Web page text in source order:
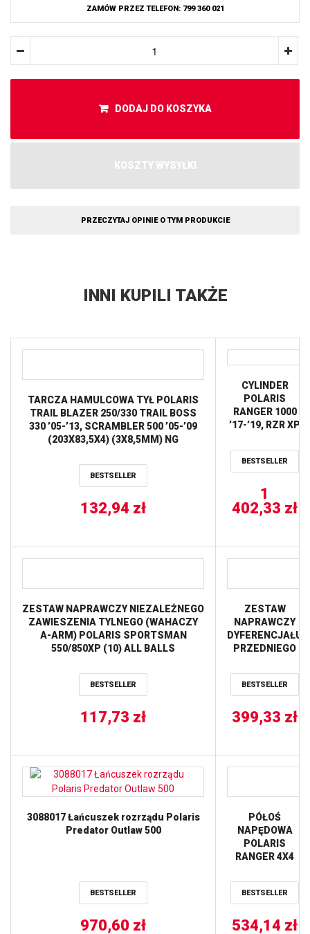
ZAMÓW PRZEZ TELEFON: 799 360 021
DODAJ DO KOSZYKA
KOSZTY WYSYŁKI
PRZECZYTAJ OPINIE O TYM PRODUKCIE
INNI KUPILI TAKŻE
TARCZA HAMULCOWA TYŁ POLARIS
TRAIL BLAZER 250/330 TRAIL BOSS
330 ’05-’13, SCRAMBLER 500 ’05-’09
(203X83,5X4) (3X8,5MM) NG
BESTSELLER
132,94 zł
CYLINDER
POLARIS
RANGER 1000
’17-’19, RZR XP
1000 , GENERAL
1000 EPS ’17,
CYLINDER
WORKS
BESTSELLER
1
402,33 zł
ZESTAW NAPRAWCZY NIEZALEŻNEGO
ZAWIESZENIA TYLNEGO (WAHACZY
A-ARM) POLARIS SPORTSMAN
550/850XP (10) ALL BALLS
BESTSELLER
117,73 zł
ZESTAW
NAPRAWCZY
DYFERENCJAŁU
PRZEDNIEGO
SPORTSMAN
550 ’11-’13 (25-
BESTSELLER
399,33 zł
3088017 Łańcuszek rozrządu Polaris
Predator Outlaw 500
BESTSELLER
970,60 zł
PÓŁOŚ
NAPĘDOWA
POLARIS
RANGER 4X4
RANGER 4X4
700 09, RANGER
14 AB6 STRONG
BESTSELLER
534,14 zł